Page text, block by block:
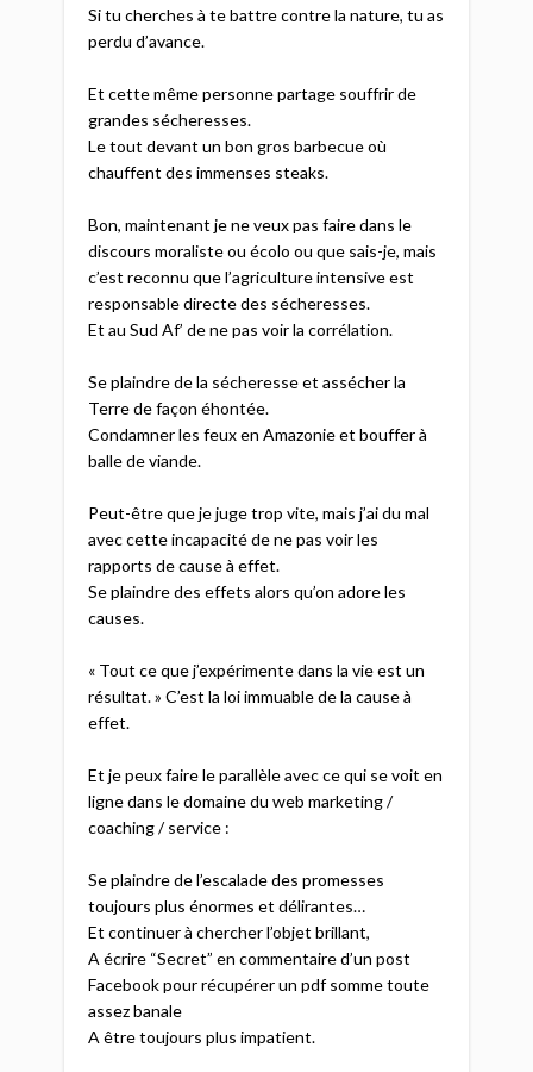
Si tu cherches à te battre contre la nature, tu as
perdu d’avance.
Et cette même personne partage souffrir de
grandes sécheresses.
Le tout devant un bon gros barbecue où
chauffent des immenses steaks.
Bon, maintenant je ne veux pas faire dans le
discours moraliste ou écolo ou que sais-je, mais
c’est reconnu que l’agriculture intensive est
responsable directe des sécheresses.
Et au Sud Af’ de ne pas voir la corrélation.
Se plaindre de la sécheresse et assécher la
Terre de façon éhontée.
Condamner les feux en Amazonie et bouffer à
balle de viande.
Peut-être que je juge trop vite, mais j’ai du mal
avec cette incapacité de ne pas voir les
rapports de cause à effet.
Se plaindre des effets alors qu’on adore les
causes.
« Tout ce que j’expérimente dans la vie est un
résultat. » C’est la loi immuable de la cause à
effet.
Et je peux faire le parallèle avec ce qui se voit en
ligne dans le domaine du web marketing /
coaching / service :
Se plaindre de l’escalade des promesses
toujours plus énormes et délirantes…
Et continuer à chercher l’objet brillant,
A écrire “Secret” en commentaire d’un post
Facebook pour récupérer un pdf somme toute
assez banale
A être toujours plus impatient.